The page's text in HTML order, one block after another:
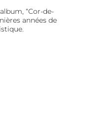
“Cor-de-
années de